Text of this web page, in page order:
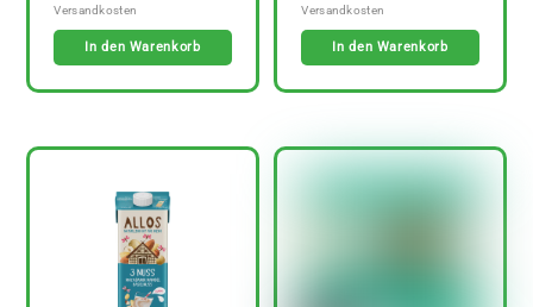
In den Warenkorb In den Warenkorb